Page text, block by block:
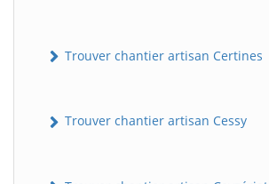
Trouver chantier artisan Certines
Trouver chantier artisan Cessy